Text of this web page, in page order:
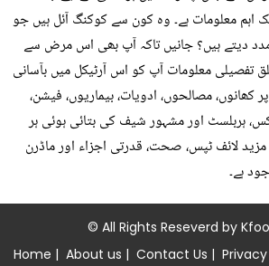
اہم معلومات ہے۔ وہ کون سے کوکنگ آئل ہیں جو
دیتے ہیں؟ جانیں تاکہ آپ بھی اس مرض سے
تفصیلی معلومات آپ کو اس آرٹیکل میں بآسانی
کھانوں، مصالحوں، ادویات، بیماریوں، فیشن،
ہربلسٹ اور مشہور شیف کی بتائی ہوئی ہر
لائف ٹپس، صحت، قدرتی اجزاء اور ماڈرن
ہے۔
© All Rights Reseverd by
Home | About us | Contact Us |